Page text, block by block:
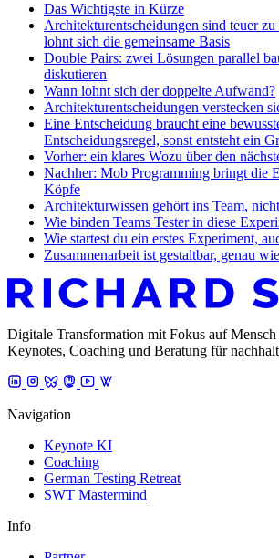
Das Wichtigste in Kürze
Architekturentscheidungen sind teuer
lohnt sich die gemeinsame Basis
Double Pairs: zwei Lösungen parallel
diskutieren
Wann lohnt sich der doppelte Aufwand?
Architekturentscheidungen verstecken
Eine Entscheidung braucht eine
Entscheidungsregel, sonst entsteht ein
Vorher: ein klares Wozu über den
Nachher: Mob Programming bringt die
Köpfe
Architekturwissen gehört ins Team,
Wie binden Teams Tester in diese
Wie startest du ein erstes Experiment,
Zusammenarbeit ist gestaltbar, genau
Digitale Transformation mit Fokus auf
Keynotes, Coaching und Beratung für
Navigation
Keynote KI
Coaching
German Testing Retreat
SWT Mastermind
Info